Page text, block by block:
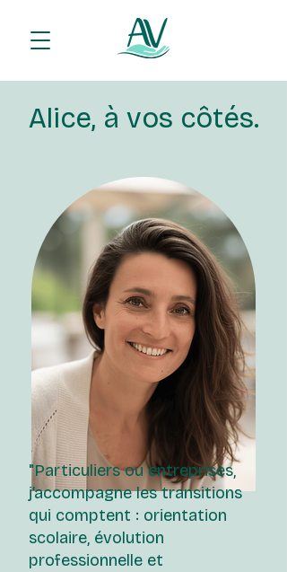
Alice, à vos côtés.
"Particuliers ou entreprises,
j’accompagne les transitions
qui comptent : orientation
scolaire, évolution
professionnelle et